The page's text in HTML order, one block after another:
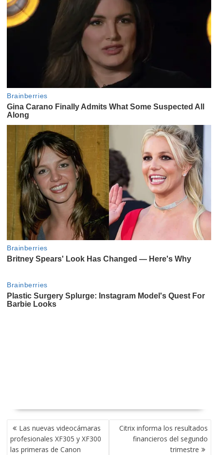
NAVEGACIÓN
DE
ENTRADAS
Las nuevas videocámaras
profesionales XF305 y XF300
las primeras de Canon
Citrix informa los resultados
financieros del segundo
trimestre